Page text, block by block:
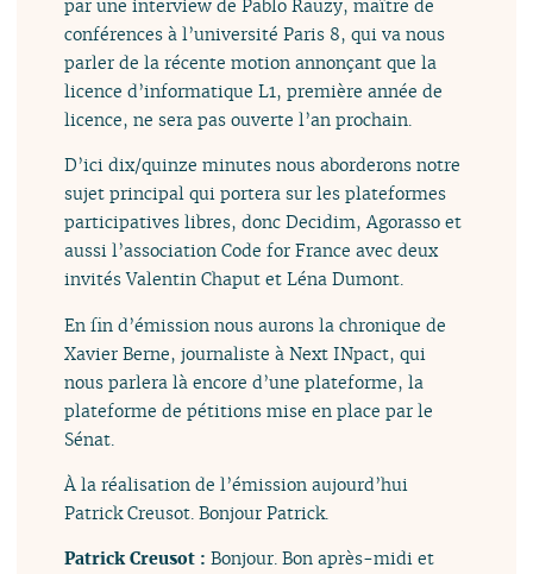
par une interview de Pablo Rauzy, maître de
conférences à l’université Paris 8, qui va nous
parler de la récente motion annonçant que la
licence d’informatique L1, première année de
licence, ne sera pas ouverte l’an prochain.
D’ici dix/quinze minutes nous aborderons notre
sujet principal qui portera sur les plateformes
participatives libres, donc Decidim, Agorasso et
aussi l’association Code for France avec deux
invités Valentin Chaput et Léna Dumont.
En fin d’émission nous aurons la chronique de
Xavier Berne, journaliste à Next INpact, qui
nous parlera là encore d’une plateforme, la
plateforme de pétitions mise en place par le
Sénat.
À la réalisation de l’émission aujourd’hui
Patrick Creusot. Bonjour Patrick.
Patrick Creusot :Bonjour. Bon après-midi et